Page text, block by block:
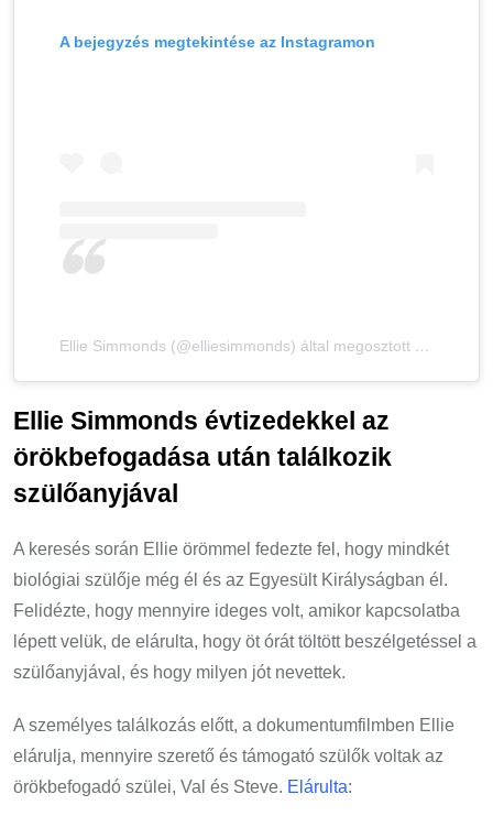
A bejegyzés megtekintése az Instagramon
Ellie Simmonds (@elliesimmonds) által megosztott bejegyzés
Ellie Simmonds évtizedekkel az
örökbefogadása után találkozik
szülőanyjával
A keresés során Ellie örömmel fedezte fel, hogy mindkét
biológiai szülője még él és az Egyesült Királyságban él.
Felidézte, hogy mennyire ideges volt, amikor kapcsolatba
lépett velük, de elárulta, hogy öt órát töltött beszélgetéssel a
szülőanyjával, és hogy milyen jót nevettek.
A személyes találkozás előtt, a dokumentumfilmben Ellie
elárulja, mennyire szerető és támogató szülők voltak az
örökbefogadó szülei, Val és Steve. Elárulta: